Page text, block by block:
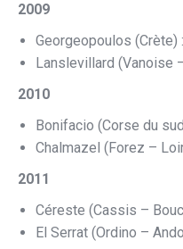
2009
Georgeopoulos (Crète)
Lanslevillard (Vanoise
2010
Bonifacio (Corse du
Chalmazel (Forez –
2011
Céreste (Cassis –
El Serrat (Ordino –